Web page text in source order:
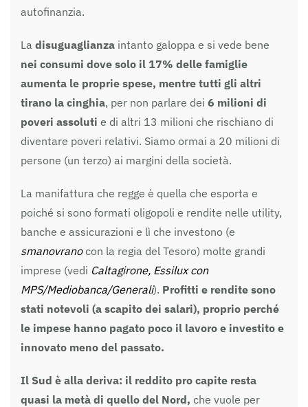
autofinanzia.
La disuguaglianza intanto galoppa e si vede bene
nei consumi dove solo il 17% delle famiglie
aumenta le proprie spese, mentre tutti gli altri
tirano la cinghia, per non parlare dei 6 milioni di
poveri assoluti e di altri 13 milioni che rischiano di
diventare poveri relativi. Siamo ormai a 20 milioni di
persone (un terzo) ai margini della società.
La manifattura che regge è quella che esporta e
poiché si sono formati oligopoli e rendite nelle utility,
banche e assicurazioni e lì che investono (e
smanovranocon la regia del Tesoro) molte grandi
imprese (vedi Caltagirone, Essilux con
MPS/Mediobanca/Generali). Profitti e rendite sono
stati notevoli (a scapito dei salari), proprio perché
le impese hanno pagato poco il lavoro e investito e
innovato meno del passato.
Il Sud è alla deriva: il reddito pro capite resta
quasi la metà di quello del Nord, che vuole per